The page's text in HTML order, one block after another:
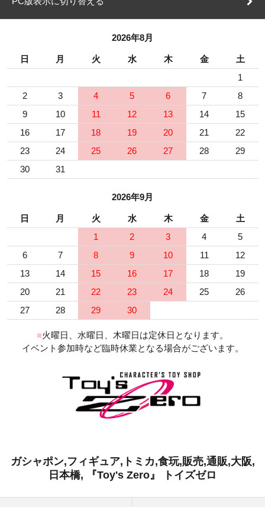
2026年8月
日 月 火 水 木 金
土
1
2
3 4 5 6 7
8
9
10 11 12 13 14
15
16
17 18 19 20 21
22
23
24 25 26 27 28
29
30
31
2026年9月
日 月 火 水 木 金
土
1
2 3 4
5
6
7 8 9 10 11
12
13
14 15 16 17 18
19
20
21 22 23 24 25
26
27
28 29 30
■火曜日、水曜日、木曜日は定休日となります。
イベント参加時など臨時休業となる場合がございます。
ガシャポン,フィギュア,トミカ,食玩,販売,通販,大阪,
日本橋, 『Toy's Zero』 トイズゼロ